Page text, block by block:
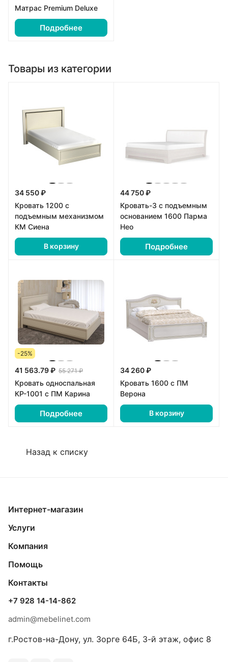
Матрас Premium Deluxe
Подробнее
Товары из категории
34 550 ₽
Кровать 1200 с
подъемным механизмом
КМ Сиена
В корзину
44 750 ₽
Кровать-3 с подъемным
основанием 1600 Парма
Нео
Подробнее
-25%
41 563.79 ₽ 55 271 ₽
Кровать односпальная
КР-1001 с ПМ Карина
Подробнее
34 260 ₽
Кровать 1600 с ПМ
Верона
В корзину
Назад к списку
Интернет-магазин
Услуги
Компания
Помощь
Контакты
+7 928 14-14-862
admin@mebelinet.com
г.Ростов-на-Дону, ул. Зорге 64Б, 3-й этаж, офис 8